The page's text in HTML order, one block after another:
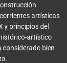
artísticas
y principios del
artístico
considerado bien